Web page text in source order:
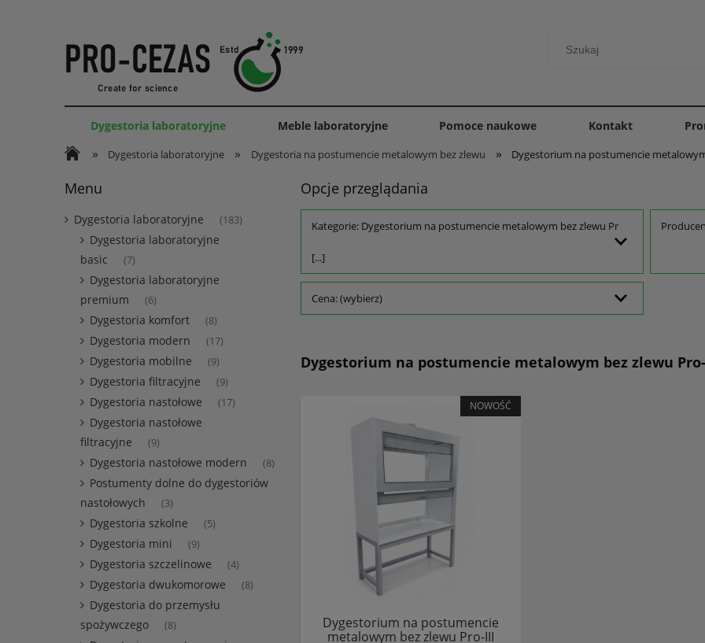
Dygestoria laboratoryjne Meble laboratoryjne Pomoce naukowe Kontakt
» Dygestoria laboratoryjne » Dygestoria na postumencie metalowym bez zlewu » Dygestorium na postumencie
Menu
Dygestoria laboratoryjne (183)
Dygestoria laboratoryjne
basic
(7)
Dygestoria laboratoryjne
premium
(6)
Dygestoria komfort (8)
Dygestoria modern (17)
Dygestoria mobilne (9)
Dygestoria filtracyjne (9)
Dygestoria nastołowe (17)
Dygestoria nastołowe
filtracyjne
(9)
Dygestoria nastołowe modern (8)
Postumenty dolne do dygestoriów
nastołowych
(3)
Dygestoria szkolne (5)
Dygestoria mini (9)
Dygestoria szczelinowe (4)
Dygestoria dwukomorowe (8)
Dygestoria do przemysłu
spożywczego
(8)
Opcje przeglądania
Kategorie: Dygestorium na postumencie metalowym bez zlewu Pr
[...]
Cena: (wybierz)
Dygestorium na postumencie metalowym bez zlewu
Dygestorium na postumencie
metalowym bez zlewu Pro-III
NOWOŚĆ